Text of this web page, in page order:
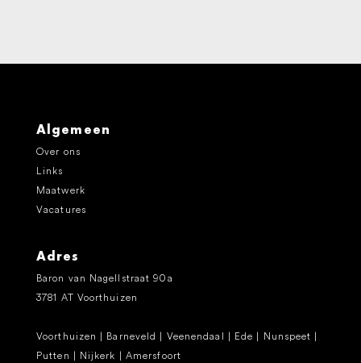
Algemeen
Over ons
Links
Maatwerk
Vacatures
Adres
Baron van Nagellstraat 90a
3781 AT Voorthuizen
Voorthuizen | Barneveld | Veenendaal | Ede | Nunspeet |
Putten | Nijkerk | Amersfoort